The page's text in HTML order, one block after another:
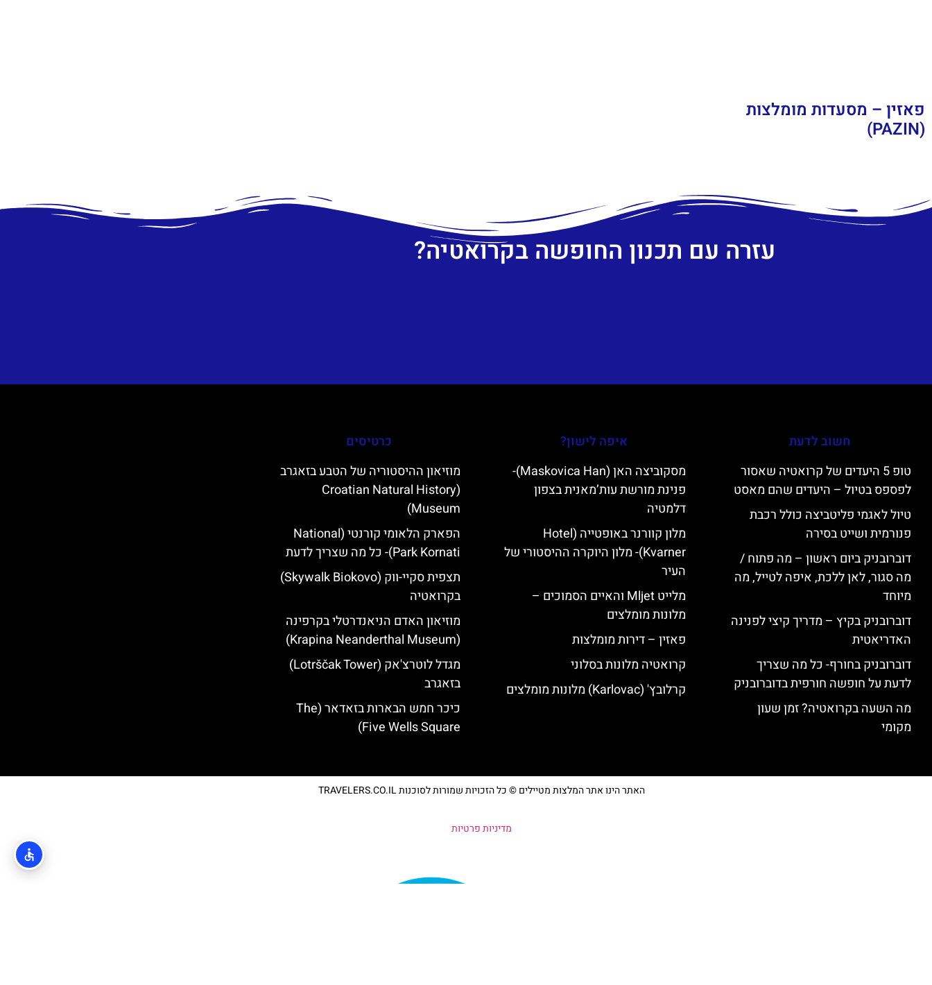
פאזין – מסעדות מומלצות
(PAZIN)
עזרה עם תכנון החופשה בקרואטיה?
חשוב לדעת
טופ 5 היעדים של קרואטיה שאסור
לפספס בטיול – היעדים שהם מאסט
טיול לאגמי פליטביצה כולל רכבת
פנורמית ושייט בסירה
דוברובניק ביום ראשון – מה פתוח /
מה סגור, לאן ללכת, איפה לטייל, מה
מיוחד
דוברובניק בקיץ – מדריך קיצי לפנינה
האדריאטית
דוברובניק בחורף- כל מה שצריך
לדעת על חופשה חורפית בדוברובניק
מה השעה בקרואטיה? זמן שעון
מקומי
איפה לישון?
מסקוביצה האן (Maskovica Han)-
פנינת מורשת עות’מאנית בצפון
דלמטיה
מלון קוורנר באופטייה (Hotel
Kvarner)- מלון היוקרה ההיסטורי של
העיר
מלייט Mljet והאיים הסמוכים –
מלונות מומלצים
פאזין – דירות מומלצות
קרואטיה מלונות בסלוני
קרלובץ' (Karlovac) מלונות מומלצים
כרטיסים
מוזיאון ההיסטוריה של הטבע בזאגרב
(Croatian Natural History
Museum)
הפארק הלאומי קורנטי (National
Park Kornati)- כל מה שצריך לדעת
תצפית סקיי-ווק (Skywalk Biokovo)
בקרואטיה
מוזיאון האדם הניאנדרטלי בקרפינה
(Krapina Neanderthal Museum)
מגדל לוטרצ'אק (Lotrščak Tower)
בזאגרב
כיכר חמש הבארות בזאדאר (The
Five Wells Square)
האתר הינו אתר המלצות מטיילים © כל הזכויות שמורות לסוכנות TRAVELERS.CO.IL
מדיניות פרטיות